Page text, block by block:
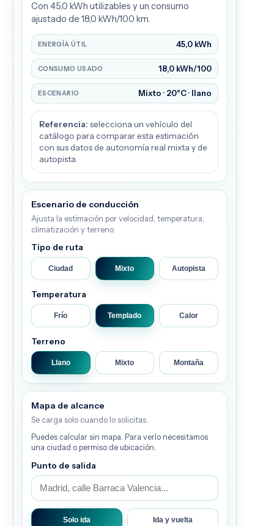
Con 45,0 kWh utilizables y un consumo
ajustado de 18,0 kWh/100 km.
ENERGÍA ÚTIL 45,0 kWh
CONSUMO USADO 18,0 kWh/100
ESCENARIO Mixto · 20°C · llano
Referencia: selecciona un vehículo del
catálogo para comparar esta estimación
con sus datos de autonomía real mixta y de
autopista.
Escenario de conducción
Ajusta la estimación por velocidad, temperatura,
climatización y terreno.
Tipo de ruta
Ciudad Mixto Autopista
Temperatura
Frío Templado Calor
Terreno
Llano Mixto Montaña
Mapa de alcance
Se carga solo cuando lo solicitas.
Puedes calcular sin mapa. Para verlo necesitamos
una ciudad o permiso de ubicación.
Punto de salida
Solo ida Ida y vuelta